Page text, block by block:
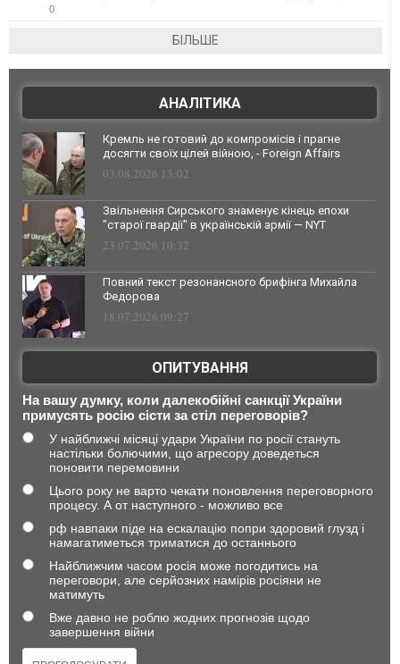
0
БІЛЬШЕ
АНАЛІТИКА
Кремль не готовий до компромісів і прагне
досягти своїх цілей війною, - Foreign Affairs
03.08.2026 13:02
Звільнення Сирського знаменує кінець епохи
"старої гвардії" в українській армії — NYT
23.07.2026 10:32
Повний текст резонансного брифінга Михайла
Федорова
18.07.2026 09:27
ОПИТУВАННЯ
На вашу думку, коли далекобійні санкції України
примусять росію сісти за стіл переговорів?
У найближчі місяці удари України по росії стануть
настільки болючими, що агресору доведеться
поновити перемовини
Цього року не варто чекати поновлення переговорного
процесу. А от наступного - можливо все
рф навпаки піде на ескалацію попри здоровий глузд і
намагатиметься триматися до останнього
Найближчим часом росія може погодитись на
переговори, але серйозних намірів росіяни не
матимуть
Вже давно не роблю жодних прогнозів щодо
завершення війни